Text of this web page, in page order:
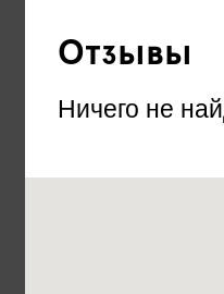
Отзывы
Ничего не